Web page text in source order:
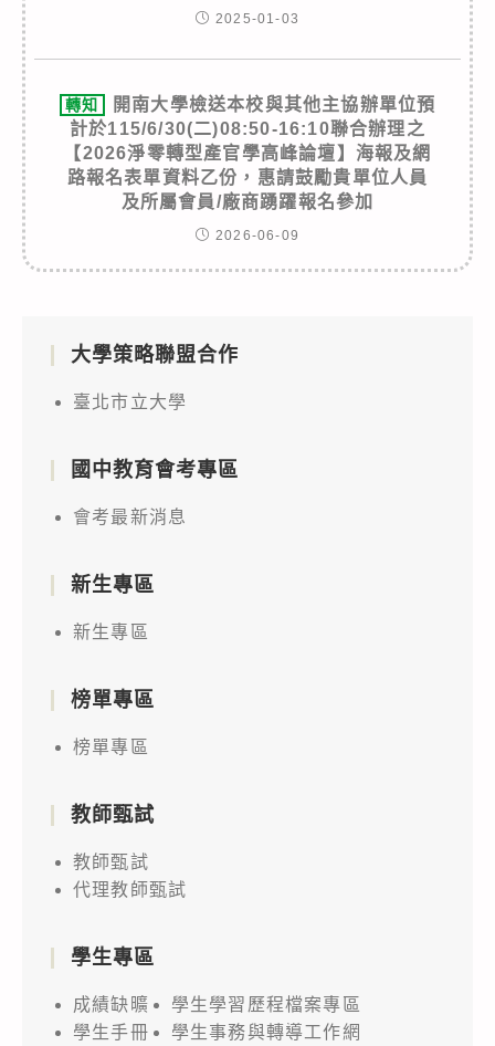
2025-01-03
轉知
開南大學檢送本校與其他主協辦單位預
計於115/6/30(二)08:50-16:10聯合辦理之
【2026淨零轉型產官學高峰論壇】海報及網
路報名表單資料乙份，惠請鼓勵貴單位人員
及所屬會員/廠商踴躍報名參加
2026-06-09
大學策略聯盟合作
臺北市立大學
國中教育會考專區
會考最新消息
新生專區
新生專區
榜單專區
榜單專區
教師甄試
教師甄試
代理教師甄試
學生專區
成績缺曠
學生學習歷程檔案專區
學生手冊
學生事務與轉導工作網